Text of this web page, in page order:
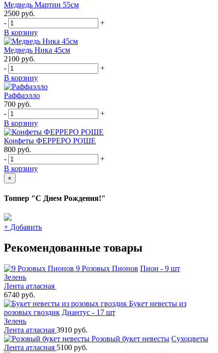
Медведь Мартин 55см
2500 руб.
-
+
В корзину
Медведь Ника 45см
2100 руб.
-
+
В корзину
Раффаэлло
700 руб.
-
+
В корзину
Конфеты ФЕРРЕРО РОШЕ
800 руб.
-
+
В корзину
×
Топпер "С Днем Рождения!"
+ Добавить
Рекомендованные товары
9 Розовых Пионов Пион - 9 шт
Зелень
Лента атласная
6740 руб.
Букет невесты из
розовых гвоздик Диантус - 17 шт
Зелень
Лента атласная 3910 руб.
Розовый букет невесты Сухоцветы
Лента атласная 5100 руб.